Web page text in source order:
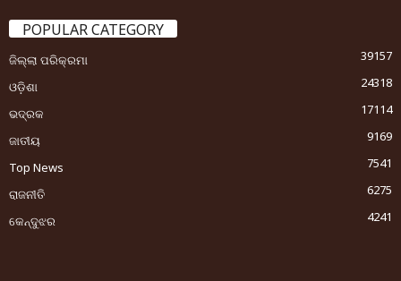
POPULAR CATEGORY
ଜିଲ୍ଲା ପରିକ୍ରମା
39157
ଓଡ଼ିଶା
24318
ଭଦ୍ରକ
17114
ଜାତୀୟ
9169
Top News
7541
ରାଜନୀତି
6275
କେନ୍ଦୁଝର
4241